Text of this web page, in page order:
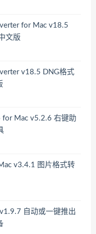
for Mac v18.5
文版
v18.5 DNG格式
for Mac v5.2.6 右键助
v3.4.1 图片格式转
自动或一键推出